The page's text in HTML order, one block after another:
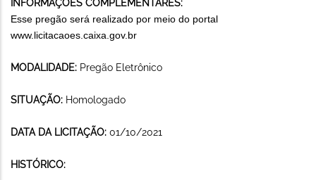
INFORMAÇÕES COMPLEMENTARES:
Esse pregão será realizado por meio do portal
www.licitacaoes.caixa.gov.br
MODALIDADE: Pregão Eletrônico
SITUAÇÃO: Homologado
DATA DA LICITAÇÃO: 01/10/2021
HISTÓRICO: